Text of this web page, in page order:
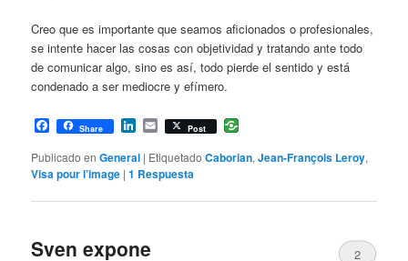
Creo que es importante que seamos aficionados o profesionales,
se intente hacer las cosas con objetividad y tratando ante todo
de comunicar algo, sino es así, todo pierde el sentido y está
condenado a ser mediocre y efímero.
Facebook
Share LinkedIn
EmailPost
Publicado en General | Etiquetado Caborian,Jean-François Leroy,
Visa pour l’image |1 Respuesta
Sven expone 2